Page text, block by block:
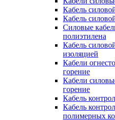
Кабель
Кабель
Силовые
полиэтилена
Кабель
изоляцией
Кабели
горение
Кабели
горение
Кабель
Кабель
полимерных